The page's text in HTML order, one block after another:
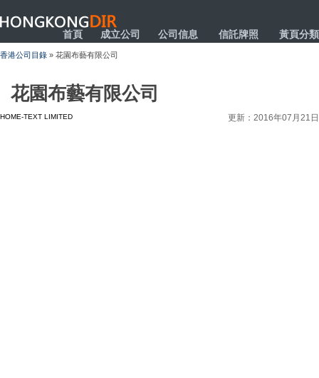
HONGKONGDIR
首頁 成立公司 公司信息 信託牌照 黃頁分類
香港公司目錄 » 花園布藝有限公司
花園布藝有限公司
HOME-TEXT LIMITED 更新：2016年07月21日